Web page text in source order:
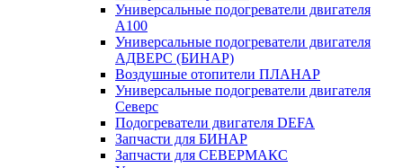
Универсальные подогреватели двигателя
A100
Универсальные подогреватели двигателя
АДВЕРС (БИНАР)
Воздушные отопители ПЛАНАР
Универсальные подогреватели двигателя
Северс
Подогреватели двигателя DEFA
Запчасти для БИНАР
Запчасти для СЕВЕРМАКС